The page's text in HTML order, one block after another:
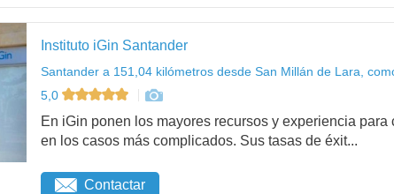
Instituto iGin Santander
Santander a 151,04 kilómetros desde San Millán de Lara,
5,0
En iGin ponen los mayores recursos y experiencia
en los casos más complicados. Sus tasas de éxit...
Contactar